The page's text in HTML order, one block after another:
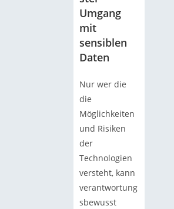
Umgang
mit
sensiblen
Daten
Nur wer die
die
Möglichkeiten
und Risiken
der
Technologien
versteht, kann
verantwortung
sbewusst